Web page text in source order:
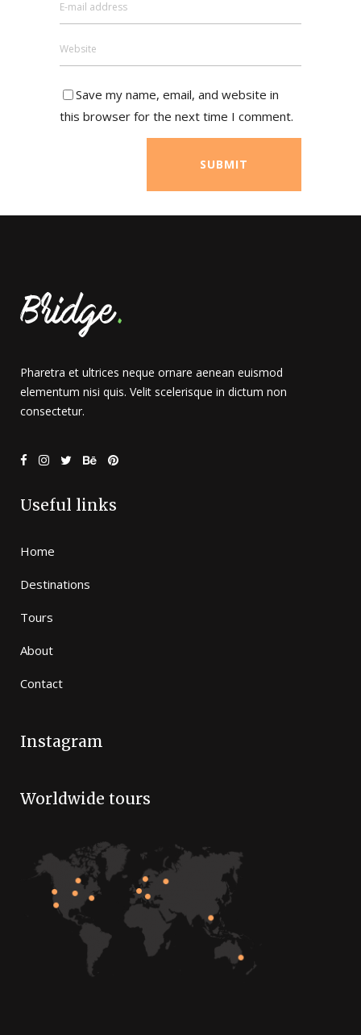
Save my name, email, and website in
this browser for the next time I comment.
Pharetra et ultrices neque ornare aenean euismod
elementum nisi quis. Velit scelerisque in dictum non
consectetur.
Useful links
Home
Destinations
Tours
About
Contact
Instagram
Worldwide tours